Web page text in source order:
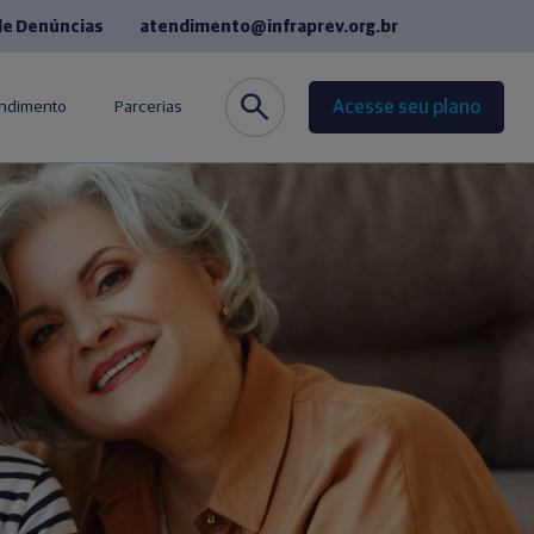
Denúncias atendimento@infraprev.org.br
Fornecedores
Parcerias
Seguros
Cursos de Idiomas
Acesse seu plano